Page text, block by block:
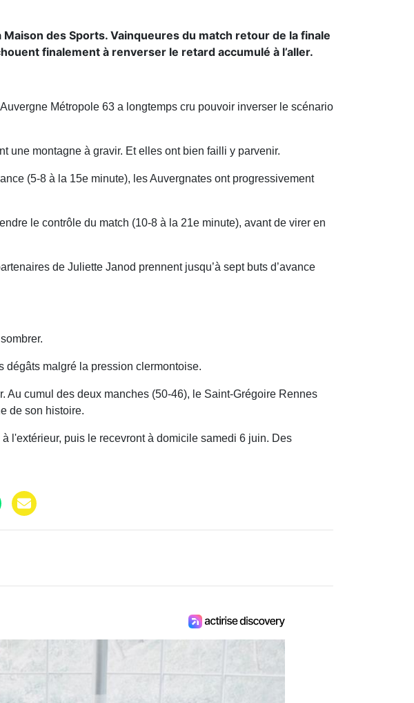
des Sports. Vainqueures du match retour de la finale
finalement à renverser le retard accumulé à l’aller.
Métropole 63 a longtemps cru pouvoir inverser le scénario
une montagne à gravir. Et elles ont bien failli y parvenir.
(5-8 à la 15e minute), les Auvergnates ont progressivement
le contrôle du match (10-8 à la 21e minute), avant de virer en
de Juliette Janod prennent jusqu’à sept buts d’avance
dégâts malgré la pression clermontoise.
Au cumul des deux manches (50-46), le Saint-Grégoire Rennes
de son histoire.
l'extérieur, puis le recevront à domicile samedi 6 juin. Des